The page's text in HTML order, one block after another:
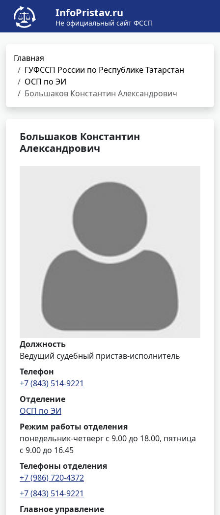
InfoPristav.ru
Не официальный сайт ФССП
Главная
ГУФССП России по Республике Татарстан
ОСП по ЭИ
Большаков Константин Александрович
Большаков Константин
Александрович
Должность
Ведущий судебный пристав-исполнитель
Телефон
+7 (843) 514-9221
Отделение
ОСП по ЭИ
Режим работы отделения
понедельник-четверг с 9.00 до 18.00, пятница
с 9.00 до 16.45
Телефоны отделения
+7 (986) 720-4372
+7 (843) 514-9221
Главное управление